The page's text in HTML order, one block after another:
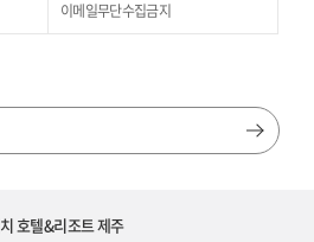
이메일무단수집금지
호텔&리조트 제주